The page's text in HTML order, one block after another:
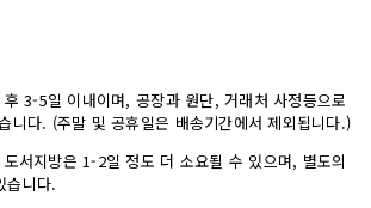
3-5일 이내이며, 공장과 원단, 거래처 사정등으로
니다. (주말 및 공휴일은 배송기간에서 제외됩니다.)
서지방은 1-2일 정도 더 소요될 수 있으며, 별도의
습니다.